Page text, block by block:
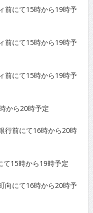
前にて15時から19時予
前にて15時から19時予
前にて15時から19時予
から20時予定
行前にて16時から20時
15時から19時予定
向にて16時から20時予